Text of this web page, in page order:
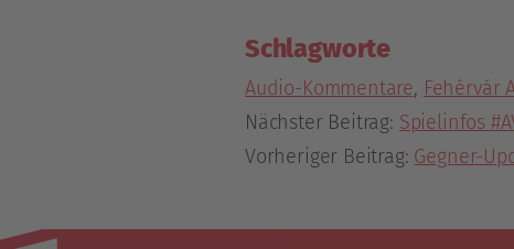
Schlagworte
Audio-Kommentare, Fehérvár
Nächster Beitrag: Spielinfos
Vorheriger Beitrag: Gegner-